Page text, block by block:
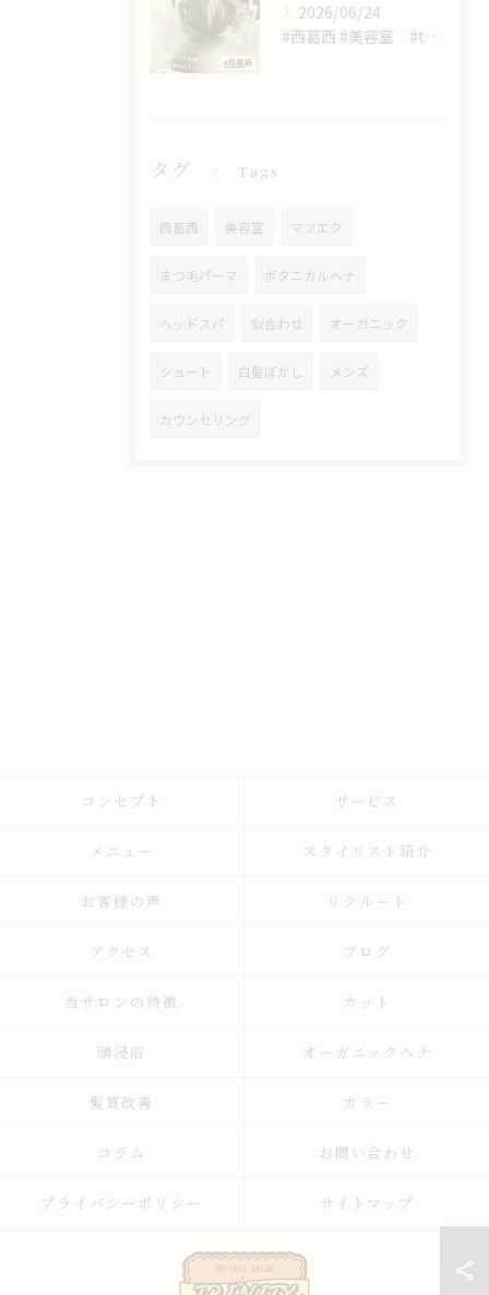
2026/06/24
#西葛西 #美容室 #trinity #頭浸浴が出来る店
タグ Tags
西葛西 美容室 マツエク
まつ毛パーマ ボタニカルヘナ
ヘッドスパ 似合わせ オーガニック
ショート 白髪ぼかし メンズ
カウンセリング
コンセプト サービス
メニュー スタイリスト紹介
お客様の声 リクルート
アクセス ブログ
当サロンの特徴 カット
頭浸浴 オーガニックヘナ
髪質改善 カラー
コラム お問い合わせ
プライバシーポリシー サイトマップ